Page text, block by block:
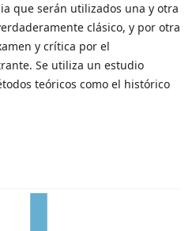
que serán utilizados una y otra
clásico, y por otra
y crítica por el
Se utiliza un estudio
teóricos como el histórico